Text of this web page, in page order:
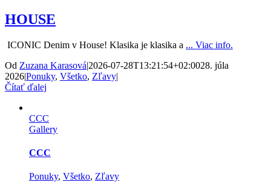
HOUSE
ICONIC Denim v House! Klasika je klasika a ... Viac info.
Od Zuzana Karasová|2026-07-28T13:21:54+02:0028. júla
2026|Ponuky, Všetko, Zľavy|
Čítať ďalej
CCC
Gallery
CCC
Ponuky, Všetko, Zľavy